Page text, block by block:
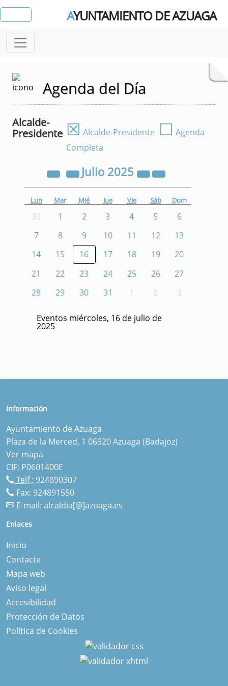
AYUNTAMIENTO DE AZUAGA
Agenda del Día
Alcalde-
Presidente ☒ Alcalde-Presidente ☐ Agenda
Completa
Julio 2025
Lun Mar Mié Jue Vie Sáb Dom
30 1 2 3 4 5
6
7
8 9 10 11 12
13
14
15 16 17 18 19
20
21
22 23 24 25 26
27
28
29 30 31 1 2 3
Eventos miércoles, 16 de julio de
2025
Información
Ayuntamiento de Azuaga
Plaza de la Merced, 1 06920 Azuaga (Badajoz)
Ver mapa
CIF: P0601400E
Telf.: 924890307
Fax: 924891550
E-mail: alcaldia[@]azuaga.es
Enlaces
Inicio
Contacte
Mapa web
Aviso legal
Accesibilidad
Protección de Datos
Política de Cookies